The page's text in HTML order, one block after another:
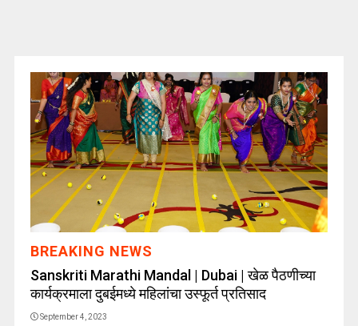
BREAKING NEWS
Sanskriti Marathi Mandal | Dubai | खेळ पैठणीच्या
कार्यक्रमाला दुबईमध्ये महिलांचा उस्फूर्त प्रतिसाद
September 4, 2023